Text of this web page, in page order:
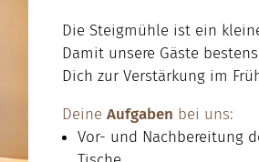
Die Steigmühle ist ein
Damit unsere Gäste
Dich zur Verstärkung im
DeineAufgaben bei uns:
Vor- und Nachbereitung